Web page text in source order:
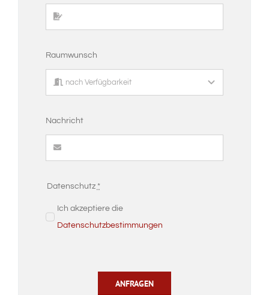
Raumwunsch
Nachricht
Datenschutz *
Ich akzeptiere die
Datenschutzbestimmungen
ANFRAGEN